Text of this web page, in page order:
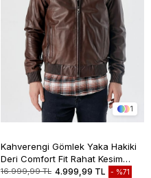
1
Kahverengi Gömlek Yaka Hakiki
Deri Comfort Fit Rahat Kesim
Casual Mont 1038235208
16.999,99 TL 4.999,99 TL %71